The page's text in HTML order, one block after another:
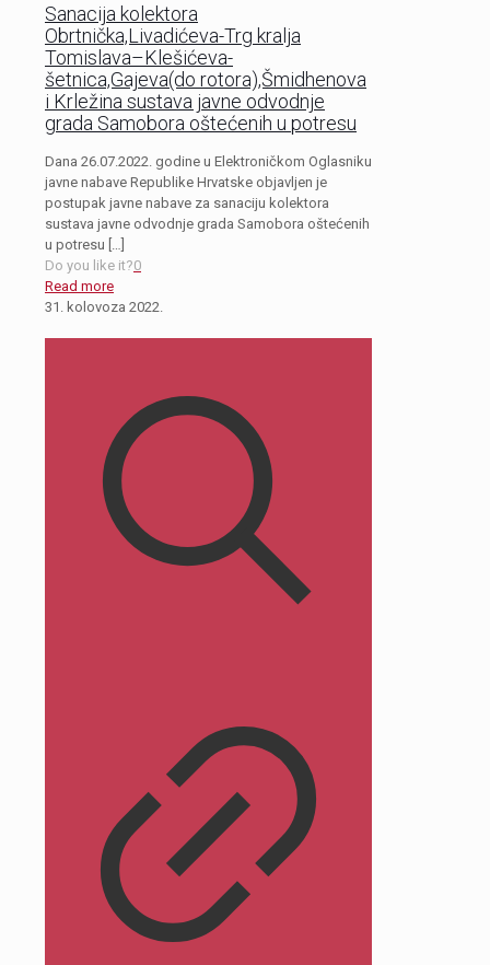
Sanacija kolektora
Obrtnička,Livadićeva-Trg kralja
Tomislava–Klešićeva-
šetnica,Gajeva(do rotora),Šmidhenova
i Krležina sustava javne odvodnje
grada Samobora oštećenih u potresu
Dana 26.07.2022. godine u Elektroničkom Oglasniku
javne nabave Republike Hrvatske objavljen je
postupak javne nabave za sanaciju kolektora
sustava javne odvodnje grada Samobora oštećenih
u potresu […]
Do you like it?0
Read more
31. kolovoza 2022.